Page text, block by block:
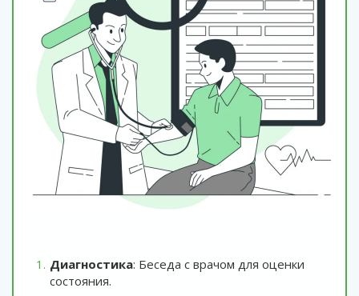
Диагностика: Беседа с врачом для оценки
состояния.